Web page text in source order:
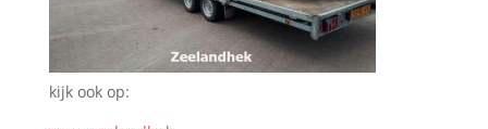
kijk ook op: